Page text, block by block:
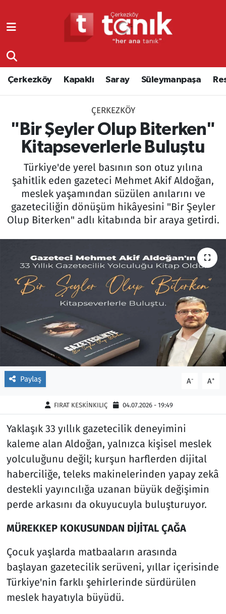
Çerkezköy Kapaklı Saray Süleymanpaşa
ÇERKEZKÖY
"Bir Şeyler Olup Biterken"
Kitapseverlerle Buluştu
Türkiye'de yerel basının son otuz yılına
şahitlik eden gazeteci Mehmet Akif Aldoğan,
meslek yaşamından süzülen anılarını ve
gazeteciliğin dönüşüm hikâyesini "Bir Şeyler
Olup Biterken" adlı kitabında bir araya getirdi.
Paylaş A- A+
FIRAT KESKİNKILIÇ 04.07.2026 - 19:49
Yaklaşık 33 yıllık gazetecilik deneyimini
kaleme alan Aldoğan, yalnızca kişisel meslek
yolculuğunu değil; kurşun harflerden dijital
haberciliğe, teleks makinelerinden yapay zekâ
destekli yayıncılığa uzanan büyük değişimin
perde arkasını da okuyucuyla buluşturuyor.
MÜREKKEP KOKUSUNDAN DİJİTAL ÇAĞA
Çocuk yaşlarda matbaaların arasında
başlayan gazetecilik serüveni, yıllar içerisinde
Türkiye'nin farklı şehirlerinde sürdürülen
meslek hayatıyla büyüdü.
Resmi Reklamlar
Tekirdağ
Asayiş
Eğitim
Siyaset
Foto Galeri
Video
Yazarlar
Ara
Eğitim
Ekonomi
Ergene
Genel
Kapaklı
Kırklareli
Kültür Sanat
Malkara
Marmaraereğlisi
Sağlık
Saray
Şarköy
Siyaset
Spor
Süleymanpaşa
Tekirdağ
Tekirdağ Nöbetçi Eczaneler
Tekirdağ Trafik Yoğunluk Haritası
Süper Lig Puan Durumu ve Fikstür
Tüm Manşetler
Son Dakika Haberleri
Haber Arşivi